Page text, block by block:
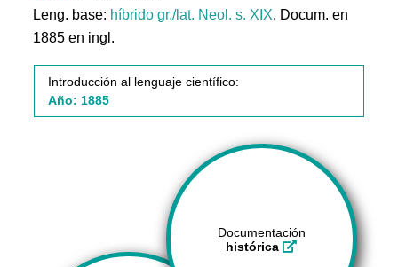
Leng. base: híbrido gr./lat. Neol. s. XIX. Docum. en
1885 en ingl.
Introducción al lenguaje científico:
Año: 1885
Documentación
histórica